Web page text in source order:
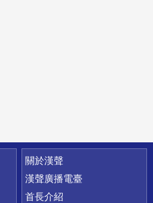
關於漢聲
漢聲廣播電臺
首長介紹